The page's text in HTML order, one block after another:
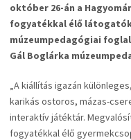
október 26-án a
fogyatékkal élő
múzeumpedagógiai
Gál Boglárka
„A kiállítás igazán
karikás ostoros, mázas-
interaktív játéktár.
fogyatékkal élő